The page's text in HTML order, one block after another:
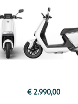
€ 2.990,00